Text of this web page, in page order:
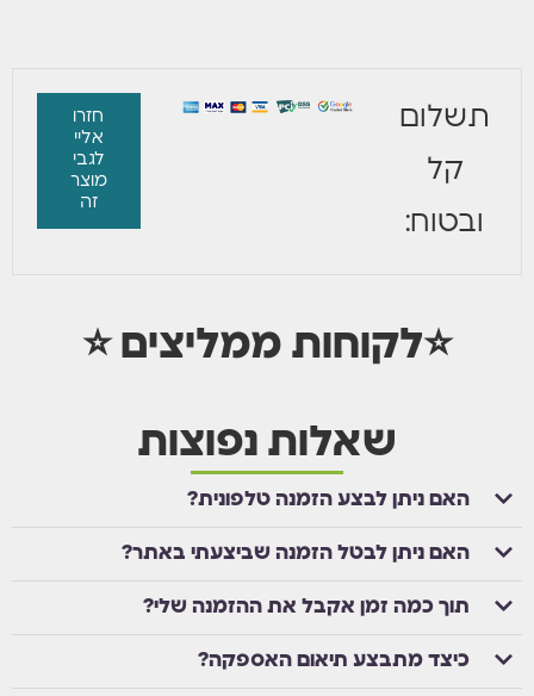
תשלום
קל
ובטוח:
חזרו
אליי
לגבי
מוצר
זה
⭐לקוחות ממליצים ⭐
שאלות נפוצות
האם ניתן לבצע הזמנה טלפונית?
האם ניתן לבטל הזמנה שביצעתי באתר?
תוך כמה זמן אקבל את ההזמנה שלי?
כיצד מתבצע תיאום האספקה?